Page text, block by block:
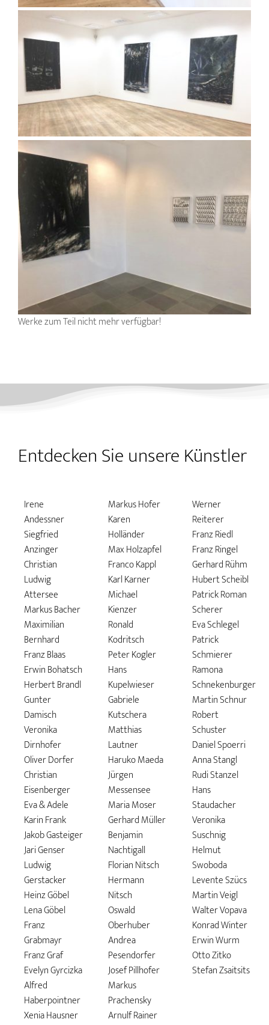
Werke zum Teil nicht mehr verfügbar!
Entdecken Sie unsere Künstler
Irene
Andessner
Siegfried
Anzinger
Christian
Ludwig
Attersee
Markus Bacher
Maximilian
Bernhard
Franz Blaas
Erwin Bohatsch
Herbert Brandl
Gunter
Damisch
Veronika
Dirnhofer
Oliver Dorfer
Christian
Eisenberger
Eva & Adele
Karin Frank
Jakob Gasteiger
Jari Genser
Ludwig
Gerstacker
Heinz Göbel
Lena Göbel
Franz
Grabmayr
Franz Graf
Evelyn Gyrcizka
Alfred
Haberpointner
Xenia Hausner
Markus Hofer
Karen
Holländer
Max Holzapfel
Franco Kappl
Karl Karner
Michael
Kienzer
Ronald
Kodritsch
Peter Kogler
Hans
Kupelwieser
Gabriele
Kutschera
Matthias
Lautner
Haruko Maeda
Jürgen
Messensee
Maria Moser
Gerhard Müller
Benjamin
Nachtigall
Florian Nitsch
Hermann
Nitsch
Oswald
Oberhuber
Andrea
Pesendorfer
Josef Pillhofer
Markus
Prachensky
Arnulf Rainer
Werner
Reiterer
Franz Riedl
Franz Ringel
Gerhard Rühm
Hubert Scheibl
Patrick Roman
Scherer
Eva Schlegel
Patrick
Schmierer
Ramona
Schnekenburger
Martin Schnur
Robert
Schuster
Daniel Spoerri
Anna Stangl
Rudi Stanzel
Hans
Staudacher
Veronika
Suschnig
Helmut
Swoboda
Levente Szücs
Martin Veigl
Walter Vopava
Konrad Winter
Erwin Wurm
Otto Zitko
Stefan Zsaitsits